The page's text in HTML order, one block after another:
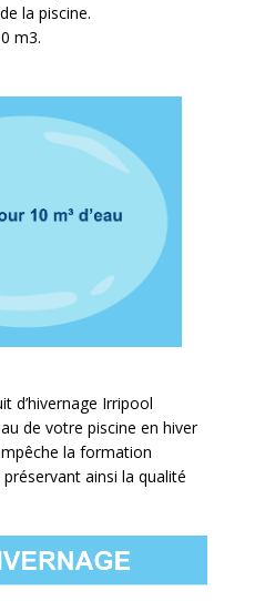
la piscine.
m3.
d’hivernage Irripool
de votre piscine en hiver
la formation
ainsi la qualité